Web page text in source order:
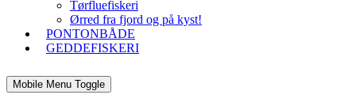
Tørfluefiskeri
Ørred fra fjord og på kyst!
PONTONBÅDE
GEDDEFISKERI
Mobile Menu Toggle